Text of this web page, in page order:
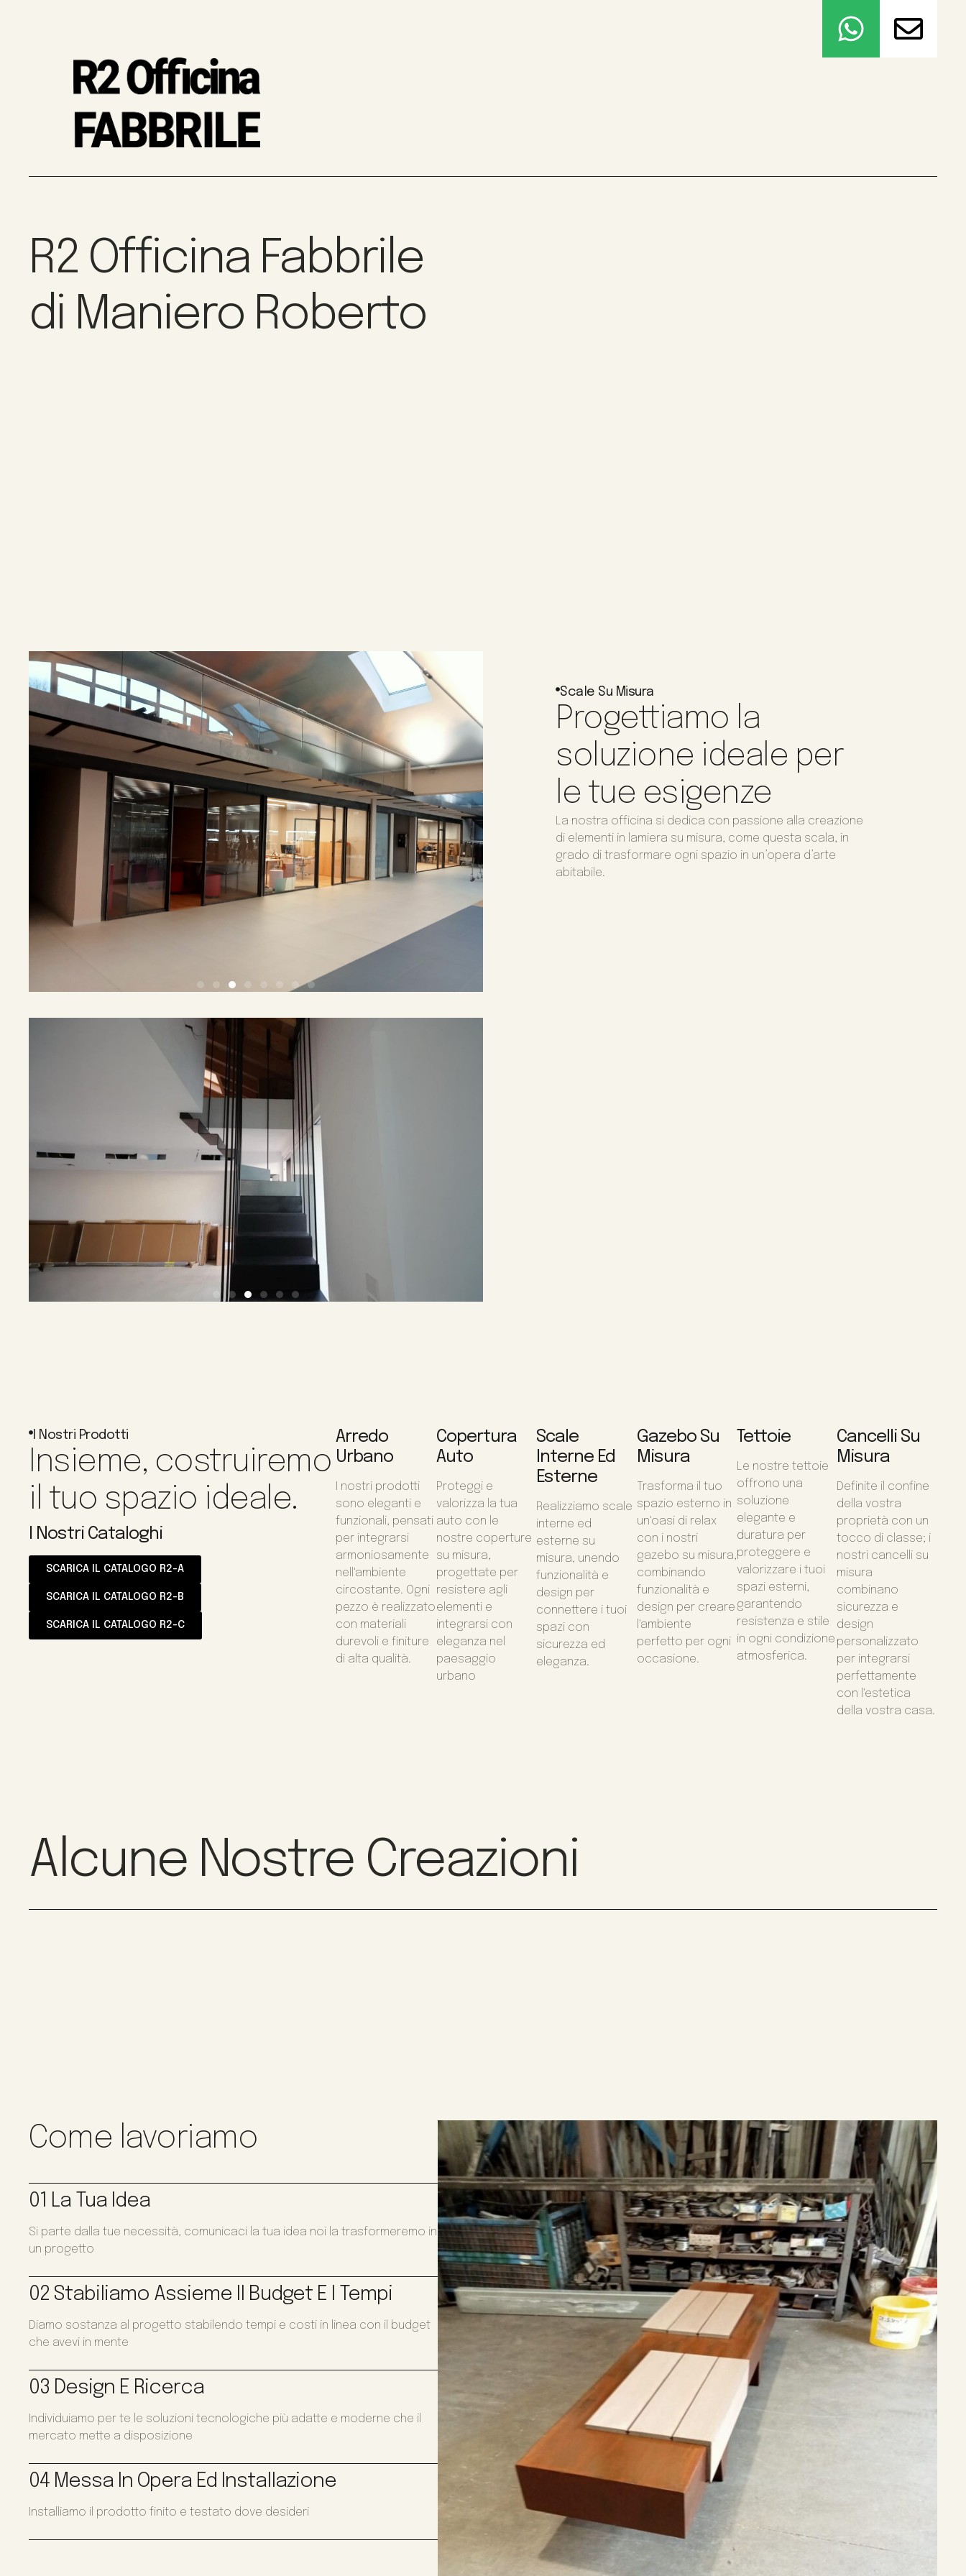
R2 Officina Fabbrile
di Maniero Roberto
Scale Su Misura
Progettiamo la
soluzione ideale per
le tue esigenze
La nostra officina si dedica con passione alla creazione
di elementi in lamiera su misura, come questa scala, in
grado di trasformare ogni spazio in un’opera d’arte
abitabile.
I Nostri Prodotti
Insieme, costruiremo
il tuo spazio ideale.
I Nostri Cataloghi
SCARICA IL CATALOGO R2-A
SCARICA IL CATALOGO R2-B
SCARICA IL CATALOGO R2-C
Arredo
Urbano
I nostri prodotti
sono eleganti e
funzionali, pensati
per integrarsi
armoniosamente
nell'ambiente
circostante. Ogni
pezzo è realizzato
con materiali
durevoli e finiture
di alta qualità.
Copertura
Auto
Proteggi e
valorizza la tua
auto con le
nostre coperture
su misura,
progettate per
resistere agli
elementi e
integrarsi con
eleganza nel
paesaggio
urbano
Scale
Interne Ed
Esterne
Realizziamo scale
interne ed
esterne su
misura, unendo
funzionalità e
design per
connettere i tuoi
spazi con
sicurezza ed
eleganza.
Gazebo Su
Misura
Trasforma il tuo
spazio esterno in
un'oasi di relax
con i nostri
gazebo su misura,
combinando
funzionalità e
design per creare
l'ambiente
perfetto per ogni
occasione.
Tettoie
Le nostre tettoie
offrono una
soluzione
elegante e
duratura per
proteggere e
valorizzare i tuoi
spazi esterni,
garantendo
resistenza e stile
in ogni condizione
atmosferica.
Cancelli Su
Misura
Definite il confine
della vostra
proprietà con un
tocco di classe; i
nostri cancelli su
misura
combinano
sicurezza e
design
personalizzato
per integrarsi
perfettamente
con l'estetica
della vostra casa.
Alcune Nostre Creazioni
Come lavoriamo
01 La Tua Idea
Si parte dalla tue necessità, comunicaci la tua idea noi la trasformeremo in
un progetto
02 Stabiliamo Assieme Il Budget E I Tempi
Diamo sostanza al progetto stabilendo tempi e costi in linea con il budget
che avevi in mente
03 Design E Ricerca
Individuiamo per te le soluzioni tecnologiche più adatte e moderne che il
mercato mette a disposizione
04 Messa In Opera Ed Installazione
Installiamo il prodotto finito e testato dove desideri